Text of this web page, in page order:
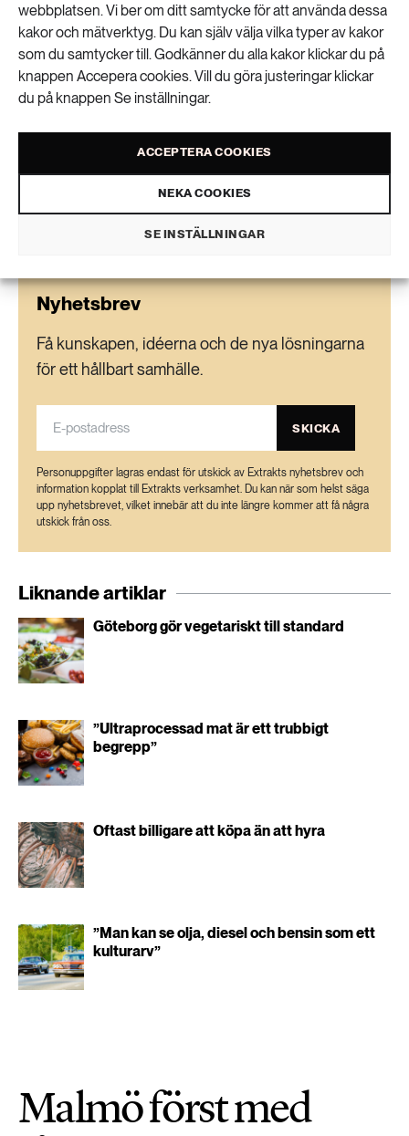
webbplatsen. Vi ber om ditt samtycke för att använda dessa
kakor och mätverktyg. Du kan själv välja vilka typer av kakor
som du samtycker till. Godkänner du alla kakor klickar du på
knappen Accepera cookies. Vill du göra justeringar klickar
du på knappen Se inställningar.
ACCEPTERA COOKIES
NEKA COOKIES
SE INSTÄLLNINGAR
offentlig sektor. Den mest hållbara upphandlingen är
den som inte blir av.
Charlie Olofsson text
Nyhetsbrev
Få kunskapen, idéerna och de nya lösningarna
för ett hållbart samhälle.
SKICKA
Personuppgifter lagras endast för utskick av Extrakts nyhetsbrev och
information kopplat till Extrakts verksamhet. Du kan när som helst säga
upp nyhetsbrevet, vilket innebär att du inte längre kommer att få några
utskick från oss.
Liknande artiklar
Göteborg gör vegetariskt till standard
”Ultraprocessad mat är ett trubbigt
begrepp”
Oftast billigare att köpa än att hyra
”Man kan se olja, diesel och bensin som ett
kulturarv”
Malmö först med